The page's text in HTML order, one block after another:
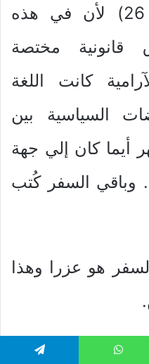
(8:4- 18:6+ 12:7- 26) لأن في هذه
قانونية مختصة
كانت اللغة
السياسية بين
أيما كان إلي جهة
وباقي السفر كُتب
عزرا وهذا
سفر عزرا وسفر